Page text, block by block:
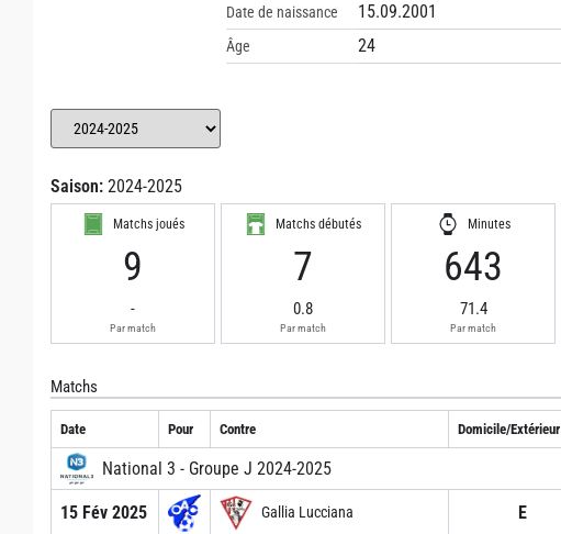
Date de naissance 15.09.2001
Âge 24
Saison: 2024-2025
Matchs joués
9
-
Par match
Matchs débutés
7
0.8
Par match
Minutes
643
71.4
Par match
Matchs
Date Pour Contre Domicile/Extérieur
National 3 - Groupe J 2024-2025
15 Fév 2025 Gallia Lucciana E